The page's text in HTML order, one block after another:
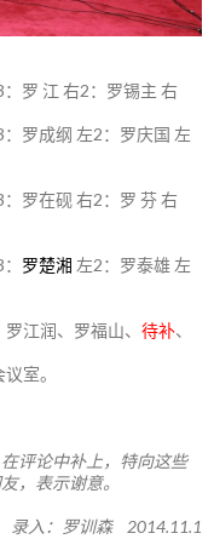
罗 江 右2：罗锡主 右
罗成纲 左2：罗庆国 左
罗在砚 右2：罗 芬 右
罗楚湘 左2：罗泰雄 左
罗江润、罗福山、 待补、
室。
评论中补上，特向这些
，表示谢意。
录入：罗训森 2014.11.1